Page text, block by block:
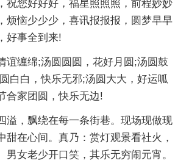
祝您好好好，福星照照照，前程妙妙
烦恼少少少，喜讯报报报，圆梦早早
好事全到来!
谊缠绵;汤圆圆圆，花好月圆;汤圆鼓
白白，快乐无邪;汤圆大大，好运呱
合家团圆，快乐无边!
溢，飘绕在每一条街巷。现场现做现
甜在心间。真乃：赏灯观景看社火，
男女老少开口笑，其乐无穷闹元宵。